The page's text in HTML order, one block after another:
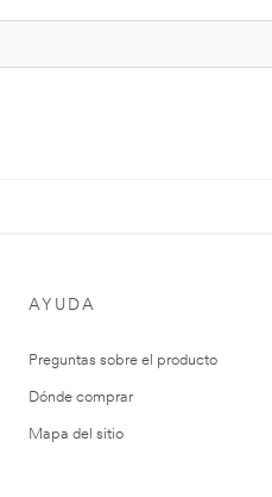
AYUDA
Preguntas sobre el producto
Dónde comprar
Mapa del sitio